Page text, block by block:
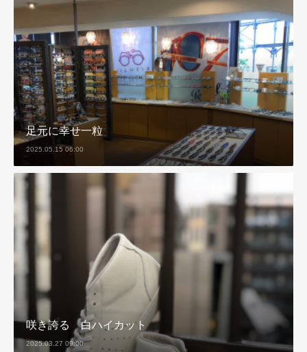
足元に幸せ一粒
2025.05.15 06:00
咲き誇る 白ハイカット
2025.03.27 09:00